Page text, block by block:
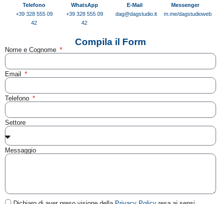
Telefono
+39 328 555 09
42
WhatsApp
+39 328 555 09
42
E-Mail
dag@dagstudio.it
Messenger
m.me/dagstudioweb
Compila il Form
Nome e Cognome
Email
Telefono
Settore
Messaggio